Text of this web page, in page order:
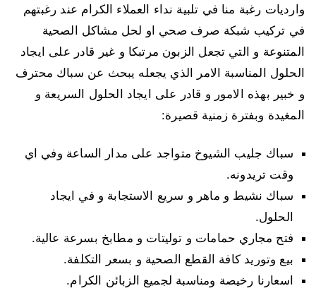
وارديات رغبة منا في تلبية نداء العملاء الكرام عند رغبتهم
في تركيب شبكة صرف صحي او لحل مشاكل الصحية
المتنوعة و التي تجعل الزبون مرتبكا و غير قادر على ايجاد
الحلول المناسبة الامر الذي يجعله يبحث عن سباك محترف
و خبير بهذه الامور و قادر على ايجاد الحلول السريعة و
المغيدة وبفترة زمنية قصيرة:
سباك جليب الشيوخ متواجد على مدار الساعة وفي اي
وقت تريدونه.
سباك نشيط و ماهر و سريع الاستجابة و في ايجاد
الحلول.
فتح مجاري حمامات و توليتات و مطابخ بسرعة عالية.
بيع وتوريد كافة القطع الصحية و بسعر التكلفة.
اسعارنا رخيصة ومناسبة لجميع الزبائن الكرام.